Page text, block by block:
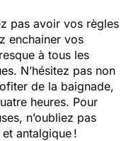
pas avoir vos règles
enchainer vos
à tous les
N’hésitez pas non
de la baignade,
heures. Pour
n’oubliez pas
antalgique !